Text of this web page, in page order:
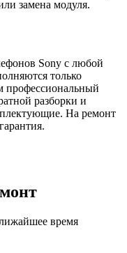
замена модуля.
Sony с любой
только
профессиональный
разборки и
На ремонт
время